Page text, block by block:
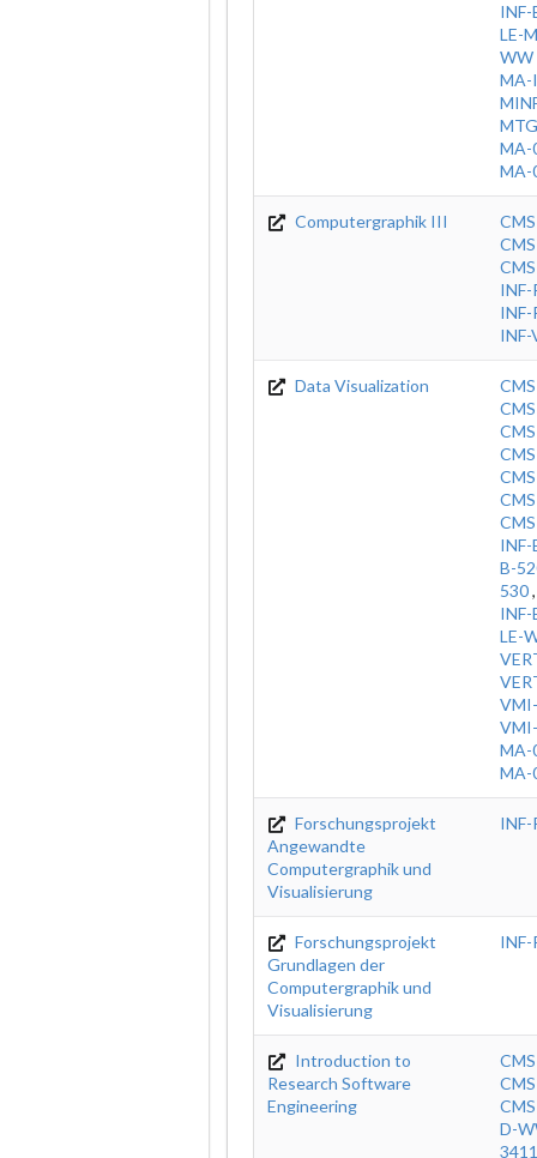
INF-
LE-
WW
MA-
MA-
MA-
Computergraphik III
INF-
INF-
Data Visualization
B-
530
INF-
LE-
MA-
MA-
Forschungsprojekt
Angewandte
Computergraphik und
Visualisierung
INF-
Forschungsprojekt
Grundlagen der
Computergraphik und
Visualisierung
INF-
Introduction to
Research Software
Engineering
D-
3411